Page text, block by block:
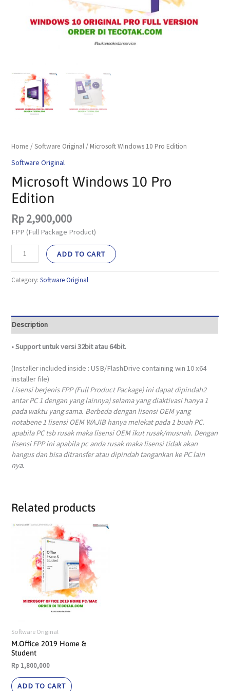
Home /Software Original/ Microsoft Windows 10 Pro Edition
Software Original
Microsoft Windows 10 Pro
Edition
Rp2,900,000
FPP (Full Package Product)
ADD TO CART
Category:Software Original
Description
•Support untuk versi 32bit atau 64bit.
(Installer included inside : USB/FlashDrive containing win 10 x64
installer file)
Lisensi berjenis FPP (Full Product Package) ini dapat dipindah2
antar PC 1 dengan yang lainnya) selama yang diaktivasi hanya 1
pada waktu yang sama. Berbeda dengan lisensi OEM yang
notabene 1 lisensi OEM WAJIB hanya melekat pada 1 buah PC.
apabila PC tsb rusak maka lisensi OEM ikut rusak/musnah. Dengan
lisensi FPP ini apabila pc anda rusak maka lisensi tidak akan
hangus dan bisa ditransfer atau dipindah tangankan ke PC lain
nya.
Related products
Software Original
M.Office 2019 Home &
Student
Rp 1,800,000
ADD TO CART